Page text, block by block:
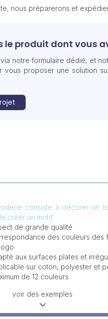
nous préparerons et
le produit dont vous
notre formulaire dédié, et
vous proposer une solution
consiste à décorer un
créer un motif.
de grande qualité
des couleurs des
aux surfaces plates et
sur coton, polyester et
de 12 couleurs
voir des exemples